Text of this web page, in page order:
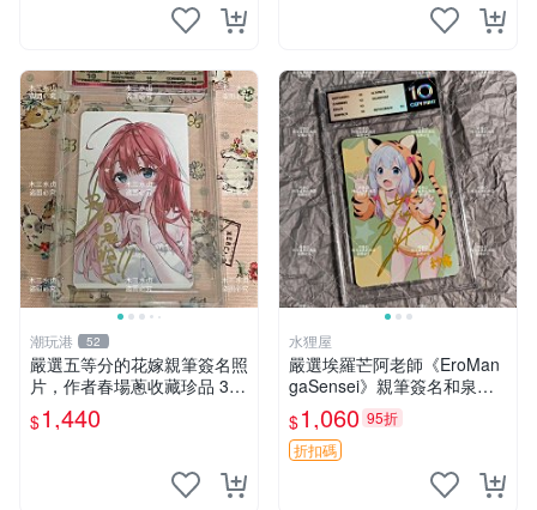
潮玩港 52
嚴選五等分的花嫁親筆簽名照
片，作者春場蔥收藏珍品 3英
寸個人肖像照 花嫁周邊 現代
漫畫周邊
$1,440
水狸屋
嚴選埃羅芒阿老師《EroMan
gaSensei》親筆簽名和泉紗
霧、藤田茜照片，3寸大卡磚
封存，原圖實拍推薦收藏！和
泉紗霧 藤田茜 照片
$1,060 95折
折扣碼